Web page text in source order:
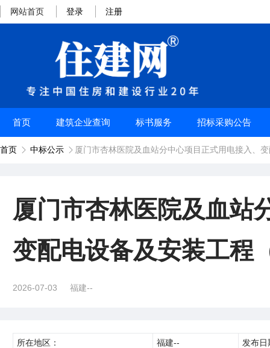
网站首页 登录 注册
首页 建筑企业查询 标书服务 招标采购公告
首页  中标公示  厦门市杏林医院及血站分中心项目正式用电接入、
厦门市杏林医院及血站
变配电设备及安装工程
2026-07-03 福建--
所在地区： 福建-- 发布日